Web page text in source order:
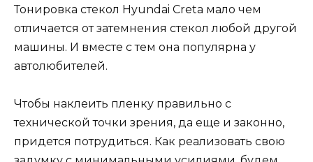
Тонировка стекол Hyundai Creta мало чем
отличается от затемнения стекол любой другой
машины. И вместе с тем она популярна у
автолюбителей.
Чтобы наклеить пленку правильно с
технической точки зрения, да еще и законно,
придется потрудиться. Как реализовать свою